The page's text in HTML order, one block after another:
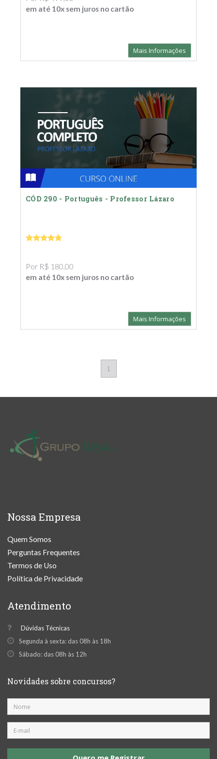
em até 10x sem juros no cartão
Mais Informações
CÓD 290 - Português - Professor Lázaro
Por R$ 180,00
em até 10x sem juros no cartão
Mais Informações
1
Nossa Empresa
Quem Somos
Perguntas Frequentes
Termos de Uso
Política de Privacidade
Atendimento
Dúvidas Técnicas
Segunda à sexta: das 08h às 18h
Sábado: das 08h às 12h
Novidades sobre concursos?